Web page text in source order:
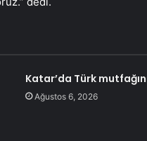
Katar’da Türk
Ağustos 6, 2026